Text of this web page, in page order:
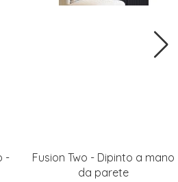
-
Fusion Two - Dipinto a mano
da parete